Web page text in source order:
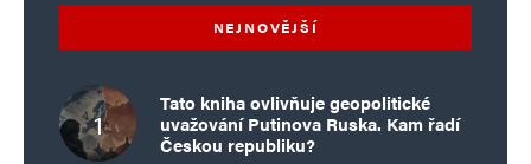
NEJNOVĚJŠÍ
Tato kniha ovlivňuje geopolitické
uvažování Putinova Ruska. Kam řadí
Českou republiku?